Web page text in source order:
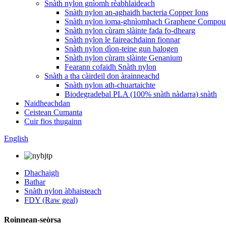
Snàth nylon gnìomh rèabhlaideach
Snàth nylon an-aghaidh bacteria Copper Ions
Snàth nylon ioma-ghnìomhach Graphene
Snàth nylon cùram slàinte fada fo-dhearg
Snàth nylon le faireachdainn fionnar
Snàth nylon dìon-teine ​​​​gun halogen
Snàth nylon cùram slàinte Genanium
Fearann ​​​​cofaidh Snàth nylon
Snàth a tha càirdeil don àrainneachd
Snàth nylon ath-chuartaichte
Biodegradebal PLA (100% snàth nàdarra) snàth
Naidheachdan
Ceistean Cumanta
Cuir fios thugainn
English
Dhachaigh
Bathar
Snàth nylon àbhaisteach
FDY (Raw geal)
Roinnean-seòrsa